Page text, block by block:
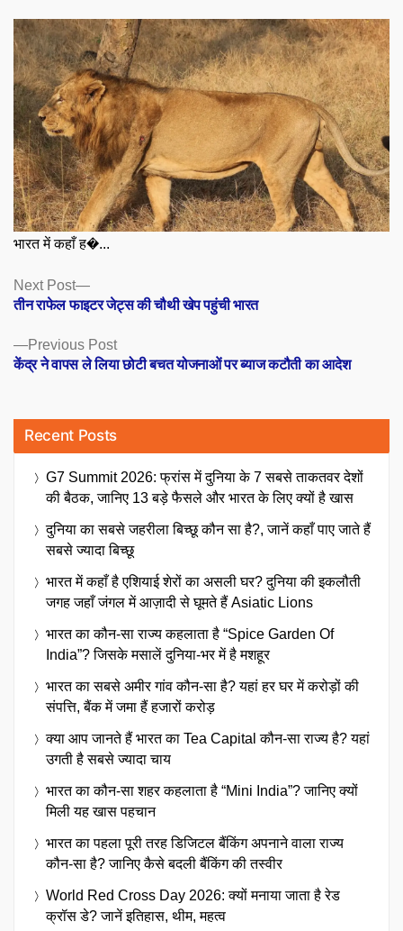
भारत में कहाँ ह�...
Posts
navigation
Previous PostPrevious
post:
केंद्र ने वापस ले लिया छोटी बचत योजनाओं पर ब्याज कटौती का आदेश
Next Post
Next
post:
तीन राफेल फाइटर जेट्स की चौथी खेप पहुंची भारत
Recent Posts
G7 Summit 2026: फ्रांस में दुनिया के 7 सबसे ताकतवर देशों
की बैठक, जानिए 13 बड़े फैसले और भारत के लिए क्यों है खास
दुनिया का सबसे जहरीला बिच्छू कौन सा है?, जानें कहाँ पाए जाते हैं
सबसे ज्यादा बिच्छू
भारत में कहाँ है एशियाई शेरों का असली घर? दुनिया की इकलौती
जगह जहाँ जंगल में आज़ादी से घूमते हैं Asiatic Lions
भारत का कौन-सा राज्य कहलाता है “Spice Garden Of
India”? जिसके मसालें दुनिया-भर में है मशहूर
भारत का सबसे अमीर गांव कौन-सा है? यहां हर घर में करोड़ों की
संपत्ति, बैंक में जमा हैं हजारों करोड़
क्या आप जानते हैं भारत का Tea Capital कौन-सा राज्य है? यहां
उगती है सबसे ज्यादा चाय
भारत का कौन-सा शहर कहलाता है “Mini India”? जानिए क्यों
मिली यह खास पहचान
भारत का पहला पूरी तरह डिजिटल बैंकिंग अपनाने वाला राज्य
कौन-सा है? जानिए कैसे बदली बैंकिंग की तस्वीर
World Red Cross Day 2026: क्यों मनाया जाता है रेड
क्रॉस डे? जानें इतिहास, थीम, महत्व